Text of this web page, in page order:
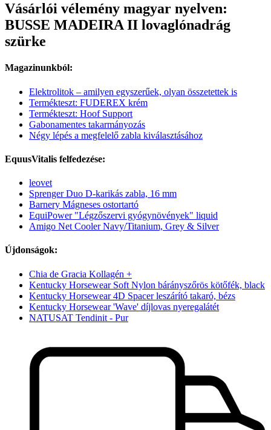
Vásárlói vélemény magyar nyelven:
BUSSE MADEIRA II lovaglónadrág
szürke
Magazinunkból:
Elektrolitok – amilyen egyszerűek, olyan összetettek is
Termékteszt: FUDEREX krém
Termékteszt: Hoof Support
Gabonamentes takarmányozás
Négy lépés a megfelelő zabla kiválasztásához
EquusVitalis felfedezése:
leovet
Sprenger Duo D-karikás zabla, 16 mm
Barnery Mágneses ostortartó
EquiPower "Légzőszervi gyógynövények" liquid
Amigo Net Cooler Navy/Titanium, Grey & Silver
Újdonságok:
Chia de Gracia Kollagén +
Kentucky Horsewear Soft Nylon bárányszőrös kötőfék, black
Kentucky Horsewear 4D Spacer leszárító takaró, bézs
Kentucky Horsewear 'Wave' díjlovas nyeregalátét
NATUSAT Tendinit - Pur